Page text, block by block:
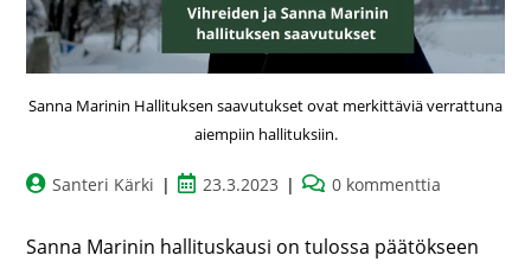
Sanna Marinin Hallituksen saavutukset ovat merkittäviä verrattuna
aiempiin hallituksiin.
Santeri Kärki 23.3.2023 0 kommenttia
Sanna Marinin hallituskausi on tulossa päätökseen